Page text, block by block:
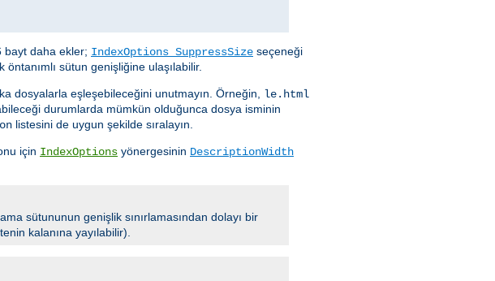
bayt daha ekler; IndexOptions SuppressSize seçeneği
sütun genişliğine ulaşılabilir.
dosyalarla eşleşebileceğini unutmayın. Örneğin, le.html
durumlarda mümkün olduğunca dosya isminin
listesini de uygun şekilde sıralayın.
için IndexOptions yönergesinin DescriptionWidth
sütununun genişlik sınırlamasından dolayı bir
kalanına yayılabilir).